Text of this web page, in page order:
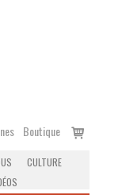
Boutique
Voir
CULTURE